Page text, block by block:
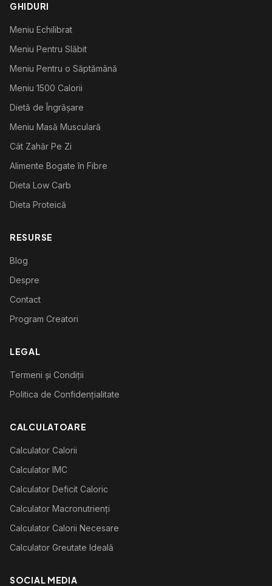
GHIDURI
Meniu Echilibrat
Meniu Pentru Slăbit
Meniu Pentru o Săptămână
Meniu 1500 Calorii
Dietă de Îngrășare
Meniu Masă Musculară
Cât Zahăr Pe Zi
Alimente Bogate în Fibre
Dieta Low Carb
Dieta Proteică
RESURSE
Blog
Despre
Contact
Program Creatori
LEGAL
Termeni și Condiții
Politica de Confidențialitate
CALCULATOARE
Calculator Calorii
Calculator IMC
Calculator Deficit Caloric
Calculator Macronutrienți
Calculator Calorii Necesare
Calculator Greutate Ideală
SOCIAL MEDIA